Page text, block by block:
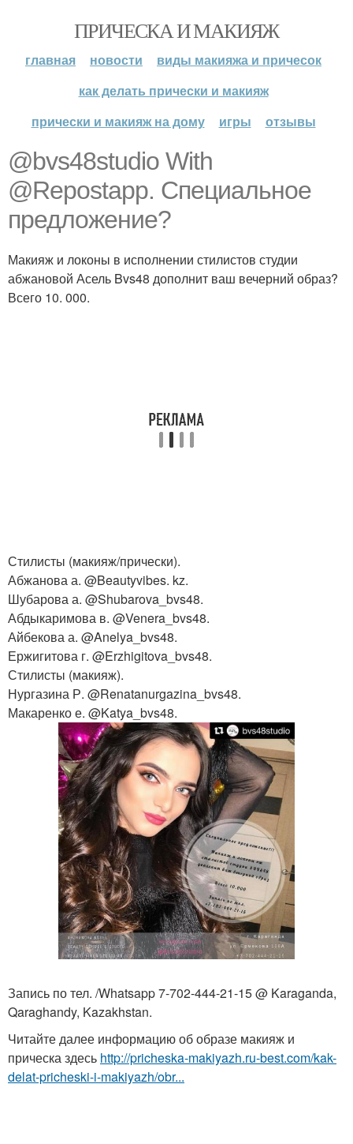
ПРИЧЕСКА И МАКИЯЖ
главная новости
виды макияжа и причесок
как делать прически и макияж
прически и макияж на дому
игры отзывы
@bvs48studio With
@Repostapp. Специальное
предложение?
Макияж и локоны в исполнении стилистов студии
абжановой Асель Bvs48 дополнит ваш вечерний образ?
Всего 10. 000.
Стилисты (макияж/прически).
Абжанова а. @Beautyvibes. kz.
Шубарова а. @Shubarova_bvs48.
Абдыкаримова в. @Venera_bvs48.
Айбекова а. @Anelya_bvs48.
Ержигитова г. @Erzhigitova_bvs48.
Стилисты (макияж).
Нургазина Р. @Renatanurgazina_bvs48.
Макаренко е. @Katya_bvs48.
Запись по тел. /Whatsapp 7-702-444-21-15 @ Karaganda,
Qaraghandy, Kazakhstan.
Читайте далее информацию об образе макияж и
прическа здесь http://pricheska-makiyazh.ru-best.com/kak-
delat-pricheski-i-makiyazh/obr...